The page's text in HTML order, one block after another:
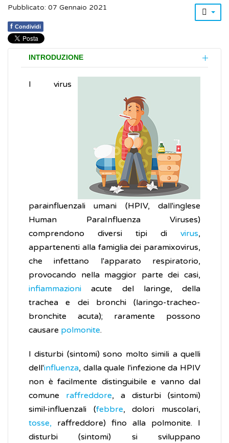
Pubblicato: 07 Gennaio 2021
f Condividi
INTRODUZIONE
I virus
parainfluenzali umani (HPIV, dall'inglese
Human ParaInfluenza Viruses)
comprendono diversi tipi di virus,
appartenenti alla famiglia dei paramixovirus,
che infettano l'apparato respiratorio,
provocando nella maggior parte dei casi,
infiammazioniacute del laringe, della
trachea e dei bronchi (laringo-tracheo-
bronchite acuta); raramente possono
causare polmonite.
I disturbi (sintomi) sono molto simili a quelli
dell'influenza, dalla quale l'infezione da HPIV
non è facilmente distinguibile e vanno dal
comune raffreddore, a disturbi (sintomi)
simil-influenzali (febbre, dolori muscolari,
tosse, raffreddore) fino alla polmonite. I
disturbi (sintomi) si sviluppano